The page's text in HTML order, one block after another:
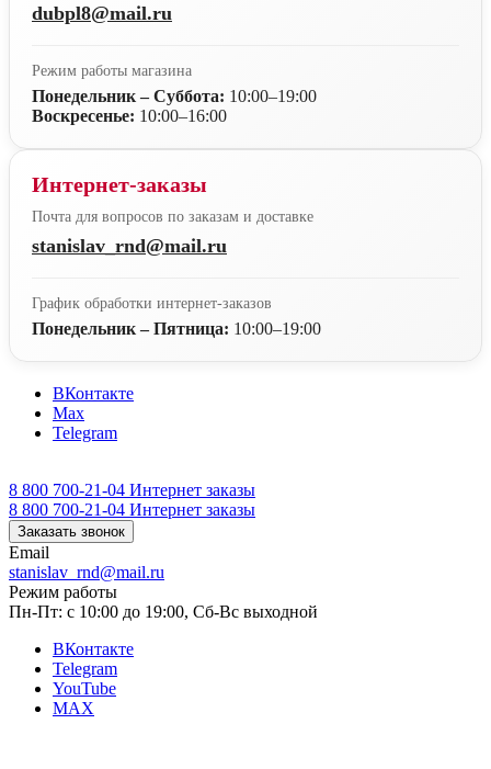
dubpl8@mail.ru
Режим работы магазина
Понедельник – Суббота: 10:00–19:00
Воскресенье: 10:00–16:00
Интернет-заказы
Почта для вопросов по заказам и доставке
stanislav_rnd@mail.ru
График обработки интернет-заказов
Понедельник – Пятница: 10:00–19:00
ВКонтакте
Max
Telegram
8 800 700-21-04 Интернет заказы
8 800 700-21-04 Интернет заказы
Заказать звонок
Email
stanislav_rnd@mail.ru
Режим работы
Пн-Пт: с 10:00 до 19:00, Сб-Вс выходной
ВКонтакте
Telegram
YouTube
MAX